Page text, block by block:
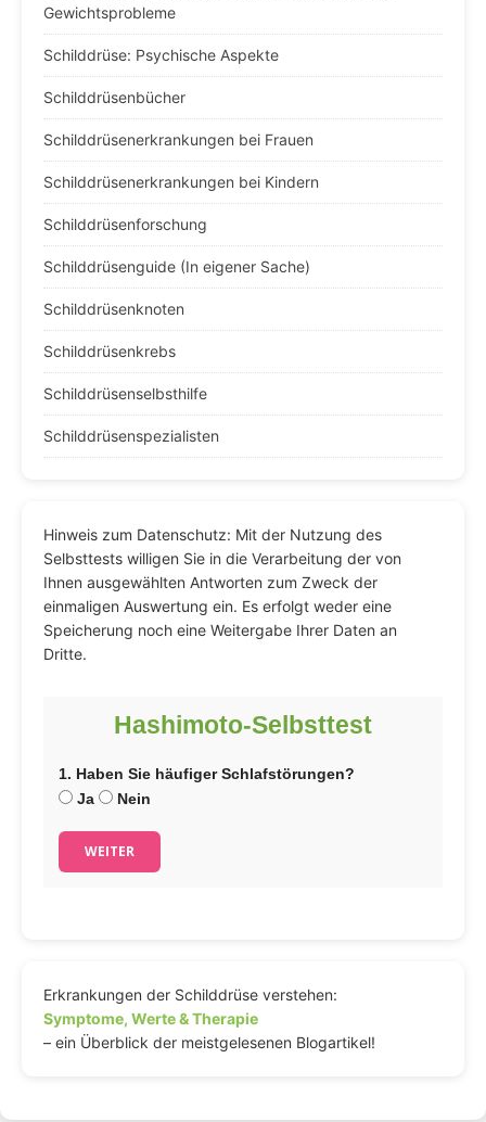
Gewichtsprobleme
Schilddrüse: Psychische Aspekte
Schilddrüsenbücher
Schilddrüsenerkrankungen bei Frauen
Schilddrüsenerkrankungen bei Kindern
Schilddrüsenforschung
Schilddrüsenguide (In eigener Sache)
Schilddrüsenknoten
Schilddrüsenkrebs
Schilddrüsenselbsthilfe
Schilddrüsenspezialisten
Hinweis zum Datenschutz: Mit der Nutzung des
Selbsttests willigen Sie in die Verarbeitung der von
Ihnen ausgewählten Antworten zum Zweck der
einmaligen Auswertung ein. Es erfolgt weder eine
Speicherung noch eine Weitergabe Ihrer Daten an
Dritte.
Hashimoto-Selbsttest
1. Haben Sie häufiger Schlafstörungen?
Ja
Nein
WEITER
Erkrankungen der Schilddrüse verstehen:
Symptome, Werte & Therapie
– ein Überblick der meistgelesenen Blogartikel!